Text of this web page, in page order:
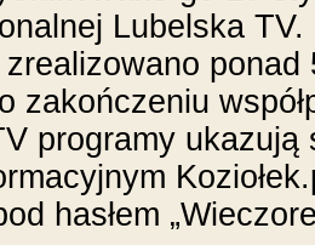
Lubelska TV.
ponad
zakończeniu
programy ukazują
hasłem